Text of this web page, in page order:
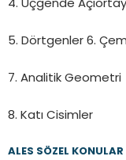
4. Üçgende
5. Dörtgenler 6.
7. Analitik Geometri
8. Katı Cisimler
ALES SÖZEL KONULAR